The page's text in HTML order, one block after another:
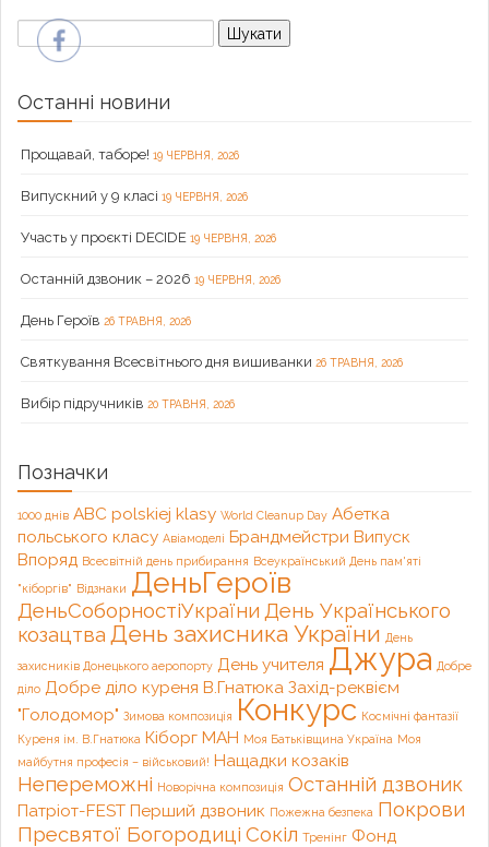
Пошук:
Останні новини
Прощавай, таборе! 19 ЧЕРВНЯ, 2026
Випускний у 9 класі 19 ЧЕРВНЯ, 2026
Участь у проєкті DECIDE 19 ЧЕРВНЯ, 2026
Останній дзвоник – 2026 19 ЧЕРВНЯ, 2026
День Героїв 26 ТРАВНЯ, 2026
Святкування Всесвітнього дня вишиванки 26 ТРАВНЯ, 2026
Вибір підручників 20 ТРАВНЯ, 2026
Позначки
1000 днів ABC polskiej klasy World Cleanup Day Абетка
польського класу Авіамоделі Брандмейстри Випуск
Впоряд Всесвітній день прибирання Всеукраїнський День пам'яті
"кіборгів" Відзнаки ДеньГероїв
ДеньСоборностіУкраїни День Українського
козацтва День захисника України День
захисників Донецького аеропорту День учителя Джура Добре
діло Добре діло куреня В.Гнатюка Захід-реквієм
"Голодомор" Зимова композиція Конкурс Космічні фантазії
Куреня ім. В.Гнатюка Кіборг МАН Моя Батьківщина Україна Моя
майбутня професія – військовий! Нащадки козаків
Непереможні Новорічна композиція Останній дзвоник
Патріот-FEST Перший дзвоник Пожежна безпека Покрови
Пресвятої Богородиці Сокіл Тренінг Фонд